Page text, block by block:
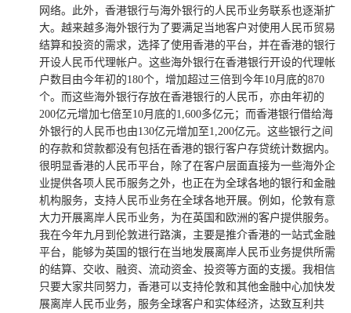
网络。此外，香港银行与海外银行的人民币业务联系也逐渐扩
大。越来越多海外银行为了要满足当地客户对使用人民币贸易
结算和投资的需求，选择了使用香港的平台，并在香港的银行
开设人民币代理帐户。这些海外银行在香港银行开设的代理帐
户数目由今年初的180个，增加超过三倍到今年10月底的870
个。而这些海外银行存放在香港银行的人民币，亦由年初的
200亿元增加七倍至10月底的1,600多亿元；而香港银行借给海
外银行的人民币也由130亿元增加至1,200亿元。这些银行之间
的存款和贷款都没有包括在香港的银行客户存贷统计数据内。
很明显香港的人民币平台，除了在客户层面直接为一些海外企
业提供各项人民币服务之外，也正在为全球各地的银行和金融
机构服务，支持人民币业务在全球各地开展。例如，伦敦有意
大力开展离岸人民币业务，为在英国和欧洲的客户提供服务。
我在今年九月到伦敦进行路演，主要是推介香港的一站式金融
平台，能够为英国的银行在当地发展离岸人民币业务提供所需
的结算、交收、融资、流动资金、投资等方面的支援。我相信
只要大家共同努力，香港可以支持伦敦和其他金融中心加快发
展离岸人民币业务，服务全球客户和实体经济，达致互利共